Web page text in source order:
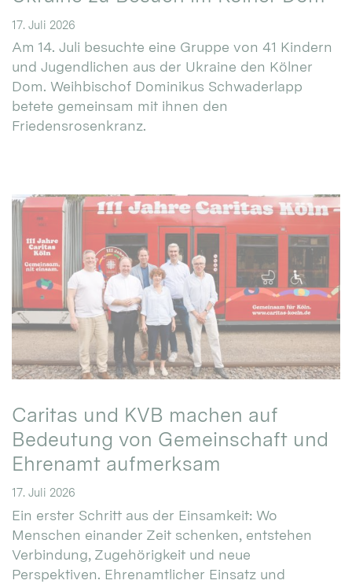
17. Juli 2026
Am 14. Juli besuchte eine Gruppe von 41 Kindern
und Jugendlichen aus der Ukraine den Kölner
Dom. Weihbischof Dominikus Schwaderlapp
betete gemeinsam mit ihnen den
Friedensrosenkranz.
Caritas und KVB machen auf
Bedeutung von Gemeinschaft und
Ehrenamt aufmerksam
17. Juli 2026
Ein erster Schritt aus der Einsamkeit: Wo
Menschen einander Zeit schenken, entstehen
Verbindung, Zugehörigkeit und neue
Perspektiven. Ehrenamtlicher Einsatz und